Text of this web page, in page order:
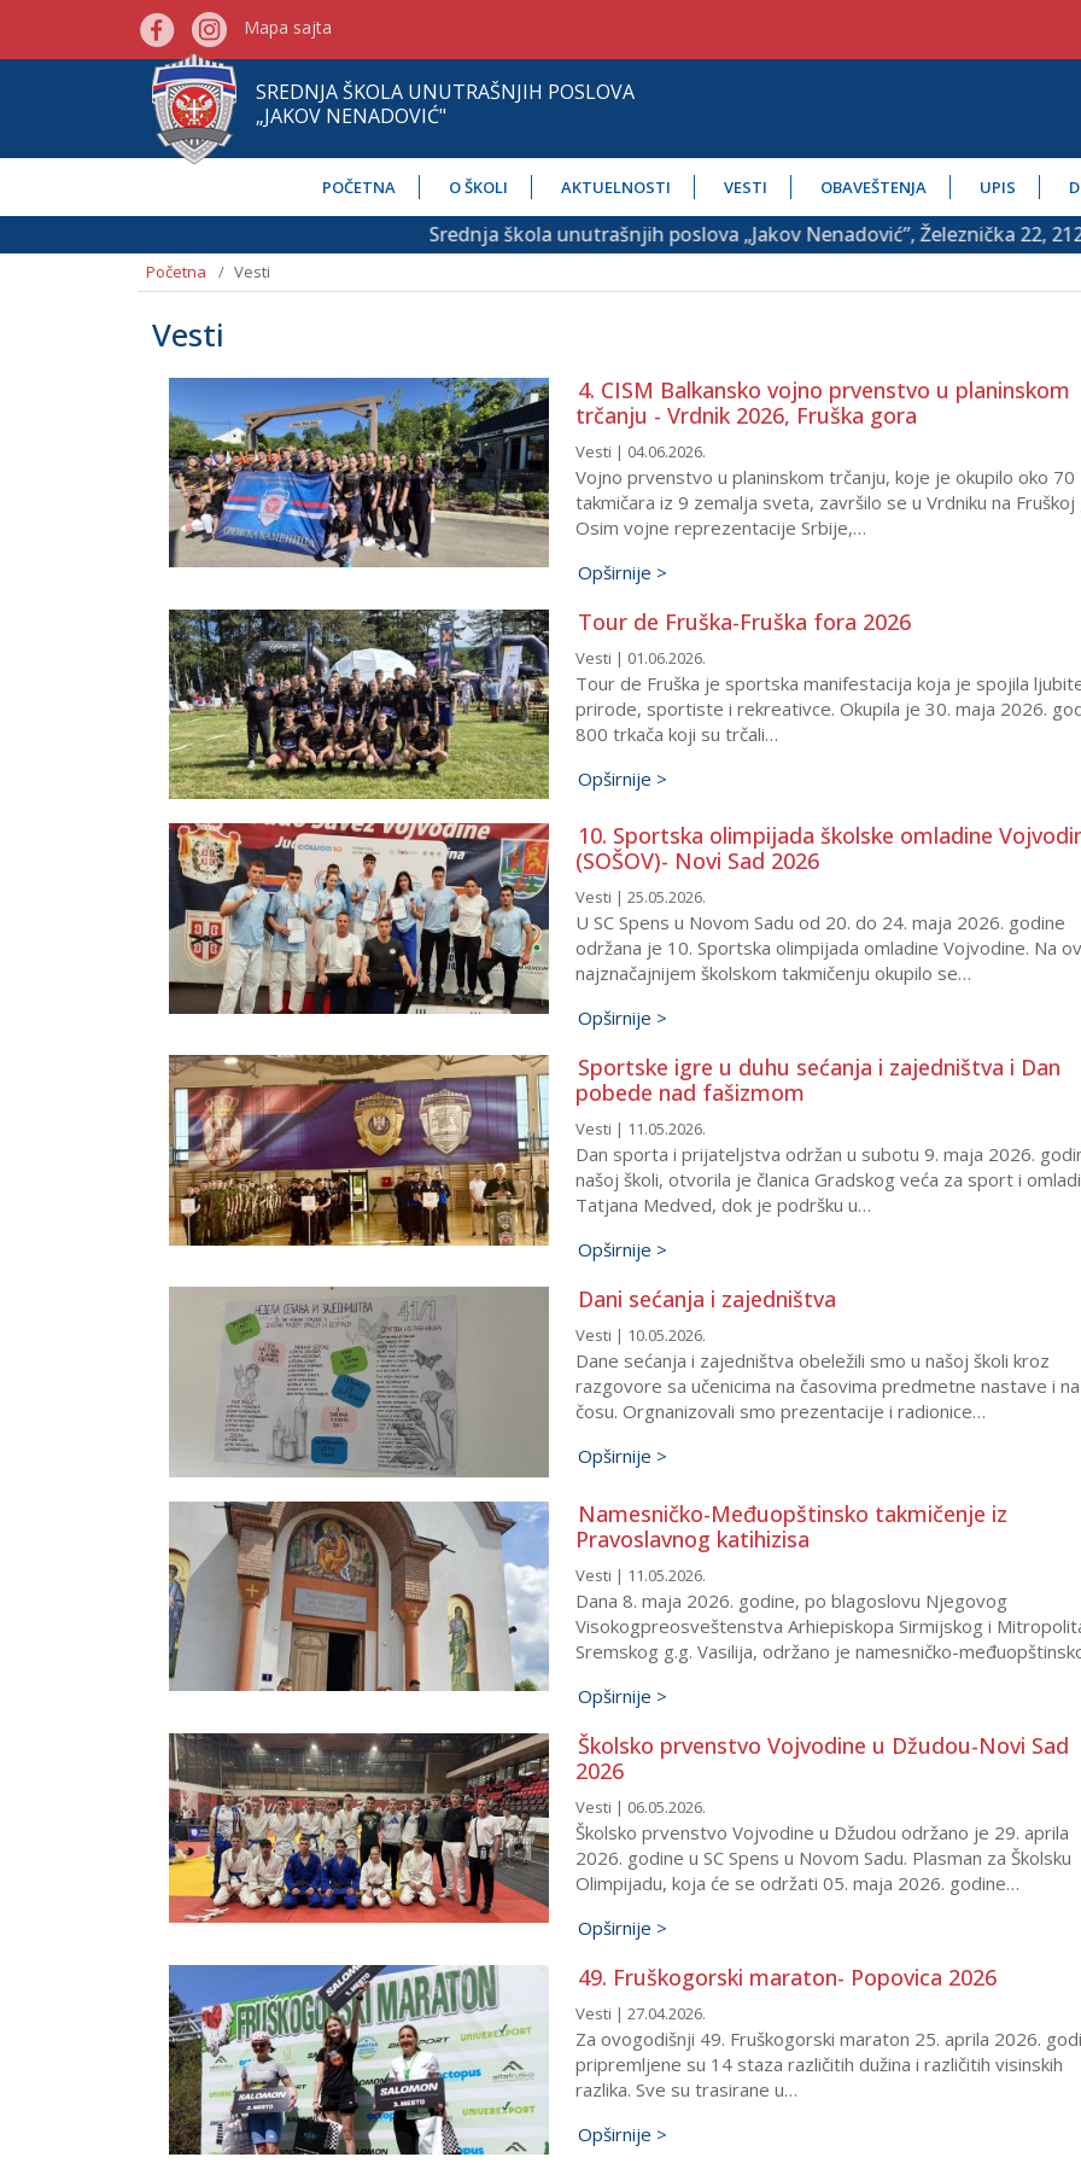
Mapa sajta
SREDNJA ŠKOLA UNUTRAŠNJIH POSLOVA
„JAKOV NENADOVIĆ"
POČETNA O ŠKOLI AKTUELNOSTI VESTI OBAVEŠTENJA UPIS
Srednja škola unutrašnjih poslova „Jakov Nenadović”, Železnička 22, 21208
Početna Vesti
Vesti
4. CISM Balkansko vojno prvenstvo u planinskom
trčanju - Vrdnik 2026, Fruška gora
Vesti | 04.06.2026.
Vojno prvenstvo u planinskom trčanju, koje je okupilo oko 70
takmičara iz 9 zemalja sveta, završilo se u Vrdniku na Fruškoj
Osim vojne reprezentacije Srbije,…
Opširnije >
Tour de Fruška-Fruška fora 2026
Vesti | 01.06.2026.
Tour de Fruška je sportska manifestacija koja je spojila
prirode, sportiste i rekreativce. Okupila je 30. maja 2026.
800 trkača koji su trčali…
Opširnije >
10. Sportska olimpijada školske omladine
(SOŠOV)- Novi Sad 2026
Vesti | 25.05.2026.
U SC Spens u Novom Sadu od 20. do 24. maja 2026. godine
održana je 10. Sportska olimpijada omladine Vojvodine. Na
najznačajnijem školskom takmičenju okupilo se…
Opširnije >
Sportske igre u duhu sećanja i zajedništva i Dan
pobede nad fašizmom
Vesti | 11.05.2026.
Dan sporta i prijateljstva održan u subotu 9. maja 2026.
našoj školi, otvorila je članica Gradskog veća za sport i
Tatjana Medved, dok je podršku u…
Opširnije >
Dani sećanja i zajedništva
Vesti | 10.05.2026.
Dane sećanja i zajedništva obeležili smo u našoj školi kroz
razgovore sa učenicima na časovima predmetne nastave i na
čosu. Orgnanizovali smo prezentacije i radionice…
Opširnije >
Namesničko-Međuopštinsko takmičenje iz
Pravoslavnog katihizisa
Vesti | 11.05.2026.
Dana 8. maja 2026. godine, po blagoslovu Njegovog
Visokogpreosveštenstva Arhiepiskopa Sirmijskog i
Sremskog g.g. Vasilija, održano je namesničko-
Opširnije >
Školsko prvenstvo Vojvodine u Džudou-Novi Sad
2026
Vesti | 06.05.2026.
Školsko prvenstvo Vojvodine u Džudou održano je 29. aprila
2026. godine u SC Spens u Novom Sadu. Plasman za Školsku
Olimpijadu, koja će se održati 05. maja 2026. godine…
Opširnije >
49. Fruškogorski maraton- Popovica 2026
Vesti | 27.04.2026.
Za ovogodišnji 49. Fruškogorski maraton 25. aprila 2026.
pripremljene su 14 staza različitih dužina i različitih visinskih
razlika. Sve su trasirane u…
Opširnije >